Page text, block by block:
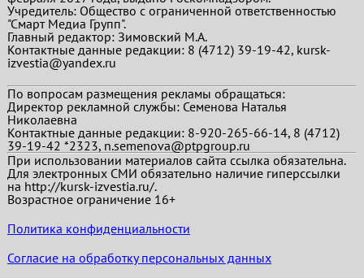
Учредитель: Общество с ограниченной ответственностью
"Смарт Медиа Групп".
Главный редактор:Зимовский М.А.
Контактные данные редакции: 8 (4712) 39-19-42, kursk-
izvestia@yandex.ru
По вопросам размещения рекламы обращаться:
Директор рекламной службы: Семенова Наталья
Николаевна
Контактные данные редакции: 8-920-265-66-14, 8 (4712)
39-19-42 *2323, n.semenova@ptpgroup.ru
При использовании материалов сайта ссылка обязательна.
Для электронных СМИ обязательно наличие гиперссылки
на http://kursk-izvestia.ru/.
Возрастное ограничение 16+
Политика конфиденциальности
Согласие на обработку персональных данных